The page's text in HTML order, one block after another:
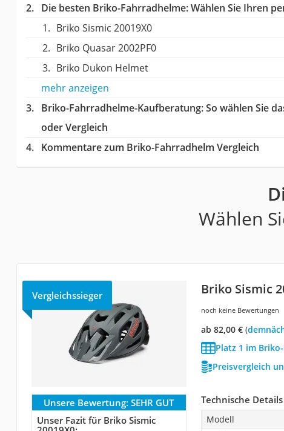
Die besten Briko-Fahrradhelme:Wählen Sie Ihren
Briko Sismic 20019X0
Briko Quasar 2002PF0
Briko Dukon Helmet
mehr anzeigen
Briko-Fahrradhelme-Kaufberatung: So wählen Sie
oder Vergleich
Kommentare zum Briko-Fahrradhelm Vergleich
Wählen
Vergleichssieger Briko Sismic
noch keine Bewertungen
ab 82,00 €(
Platz 1 im
Preisvergleich
Unsere Bewertung: SEHR GUT
Unser Fazit für Briko Sismic
Technische Details
Modell